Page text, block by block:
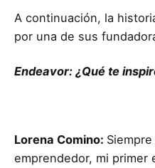
A continuación, la
por una de sus
Endeavor: ¿Qué te
Lorena Comino:
emprendedor, mi primer